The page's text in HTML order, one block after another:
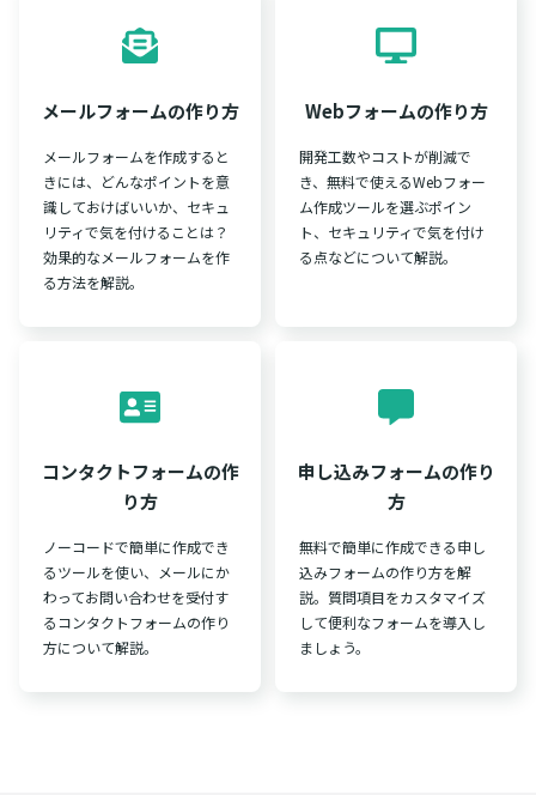
メールフォームの作り方
メールフォームを作成すると
きには、どんなポイントを意
識しておけばいいか、セキュ
リティで気を付けることは？
効果的なメールフォームを作
る方法を解説。
Webフォームの作り方
開発工数やコストが削減で
き、無料で使えるWebフォー
ム作成ツールを選ぶポイン
ト、セキュリティで気を付け
る点などについて解説。
コンタクトフォームの作
り方
ノーコードで簡単に作成でき
るツールを使い、メールにか
わってお問い合わせを受付す
るコンタクトフォームの作り
方について解説。
申し込みフォームの作り
方
無料で簡単に作成できる申し
込みフォームの作り方を解
説。質問項目をカスタマイズ
して便利なフォームを導入し
ましょう。